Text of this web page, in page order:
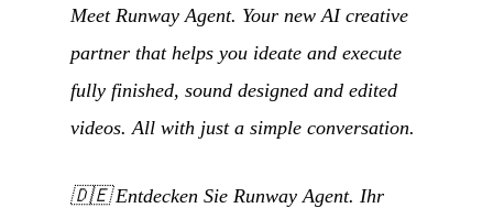
Meet Runway Agent. Your new AI creative
partner that helps you ideate and execute
fully finished, sound designed and edited
videos. All with just a simple conversation.
🇩🇪Entdecken Sie Runway Agent. Ihr